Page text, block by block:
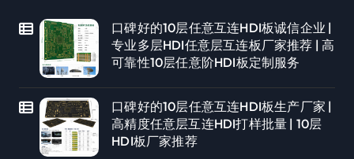
口碑好的10层任意互连HDI板诚信企业 |
专业多层HDI任意层互连板厂家推荐 | 高
可靠性10层任意阶HDI板定制服务
口碑好的10层任意互连HDI板生产厂家 |
高精度任意层互连HDI打样批量 | 10层
HDI板厂家推荐